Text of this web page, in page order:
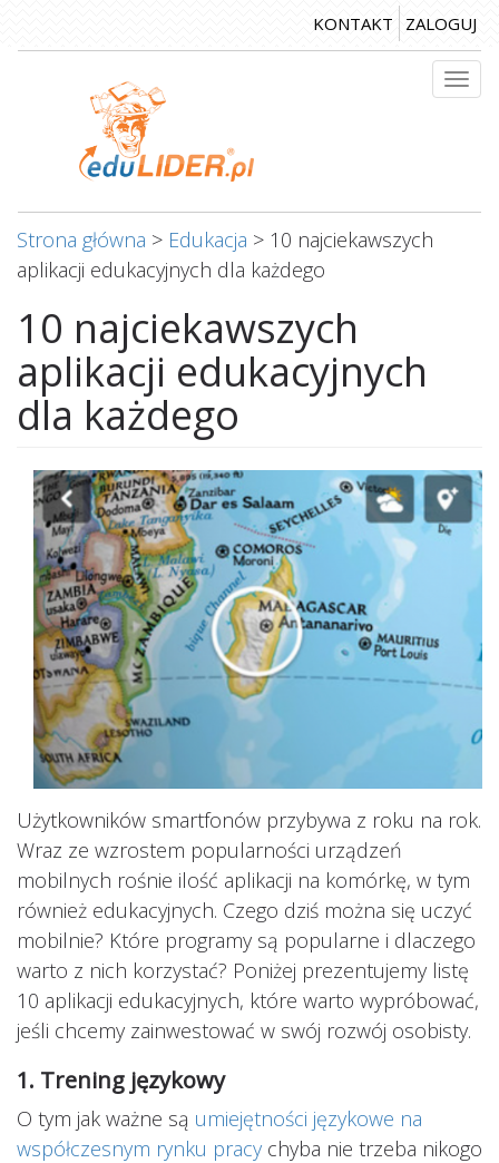
do
KONTAKT ZALOGUJ
Strona główna > Edukacja > 10 najciekawszych
aplikacji edukacyjnych dla każdego
10 najciekawszych
aplikacji edukacyjnych
dla każdego
Użytkowników smartfonów przybywa z roku na rok.
Wraz ze wzrostem popularności urządzeń
mobilnych rośnie ilość aplikacji na komórkę, w tym
również edukacyjnych. Czego dziś można się uczyć
mobilnie? Które programy są popularne i dlaczego
warto z nich korzystać? Poniżej prezentujemy listę
10 aplikacji edukacyjnych, które warto wypróbować,
jeśli chcemy zainwestować w swój rozwój osobisty.
1. Trening językowy
O tym jak ważne są umiejętności językowe na
współczesnym rynku pracy chyba nie trzeba nikogo